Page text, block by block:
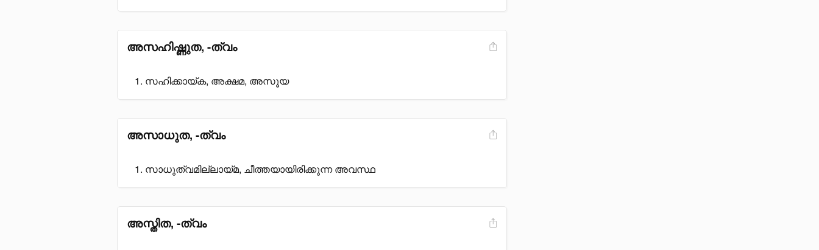
അസഹിഷ്ണുത, -ത്വം
സഹിക്കായ്ക, അക്ഷമ, അസൂയ
അസാധുത, -ത്വം
സാധുത്വമില്ലായ്മ, ചീത്തയായിരിക്കുന്ന അവസ്ഥ
അസ്തിത, -ത്വം